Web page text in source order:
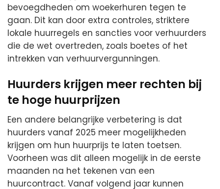
bevoegdheden om woekerhuren tegen te
gaan. Dit kan door extra controles, striktere
lokale huurregels en sancties voor verhuurders
die de wet overtreden, zoals boetes of het
intrekken van verhuurvergunningen.
Huurders krijgen meer rechten bij
te hoge huurprijzen
Een andere belangrijke verbetering is dat
huurders vanaf 2025 meer mogelijkheden
krijgen om hun huurprijs te laten toetsen.
Voorheen was dit alleen mogelijk in de eerste
maanden na het tekenen van een
huurcontract. Vanaf volgend jaar kunnen